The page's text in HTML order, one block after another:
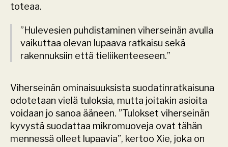
toteaa.
”Hulevesien puhdistaminen viherseinän avulla
vaikuttaa olevan lupaava ratkaisu sekä
rakennuksiin että tieliikenteeseen.”
Viherseinän ominaisuuksista suodatinratkaisuna
odotetaan vielä tuloksia, mutta joitakin asioita
voidaan jo sanoa ääneen. ”Tulokset viherseinän
kyvystä suodattaa mikromuoveja ovat tähän
mennessä olleet lupaavia”, kertoo Xie, joka on